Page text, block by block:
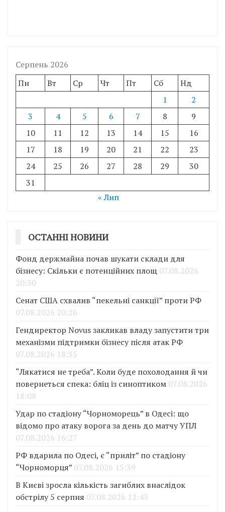
Серпень 2026
Пн
Вт Ср Чт Пт Сб
Нд
1
2
3
4 5 6 7 8
9
10
11 12 13 14 15
16
17
18 19 20 21 22
23
24
25 26 27 28 29
30
31
« Лип
ОСТАННІ НОВИНИ
Фонд держмайна почав шукати склади для
бізнесу: Скільки є потенційних площ 07.08.2026
20:30
Сенат США схвалив “пекельні санкції” проти РФ
07.08.2026 20:26
Гендиректор Novus закликав владу запустити три
механізми підтримки бізнесу після атак РФ
07.08.2026 18:35
“Лякатися не треба”. Коли буде похолодання й чи
повернеться спека: бліц із синоптиком 07.08.2026
18:08
Удар по стадіону “Чорноморець” в Одесі: що
відомо про атаку ворога за день до матчу УПЛ
07.08.2026 16:27
РФ вдарила по Одесі, є “приліт” по стадіону
“Чорноморця” 07.08.2026 15:39
В Києві зросла кількість загиблих внаслідок
обстрілу 5 серпня 07.08.2026 12:43